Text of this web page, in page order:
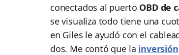
conectados al puerto OBD de
se visualiza todo tiene una
en Giles le ayudó con el
dos. Me contó que la inversión